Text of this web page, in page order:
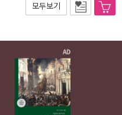
모두보기